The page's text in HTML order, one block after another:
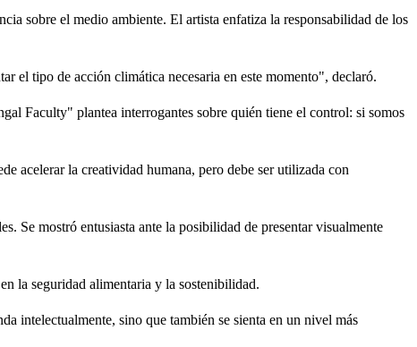
sobre el medio ambiente. El artista enfatiza la responsabilidad de los
el tipo de acción climática necesaria en este momento", declaró.
Faculty" plantea interrogantes sobre quién tiene el control: si somos
acelerar la creatividad humana, pero debe ser utilizada con
Se mostró entusiasta ante la posibilidad de presentar visualmente
la seguridad alimentaria y la sostenibilidad.
intelectualmente, sino que también se sienta en un nivel más